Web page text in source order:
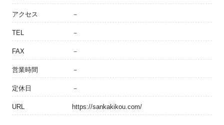
アクセス －
TEL －
FAX －
営業時間 －
定休日 －
URL https://sankakikou.com/